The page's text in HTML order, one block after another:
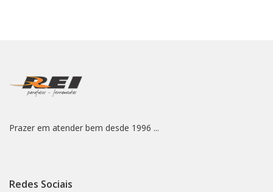
Prazer em atender bem desde 1996 ...
Redes Sociais